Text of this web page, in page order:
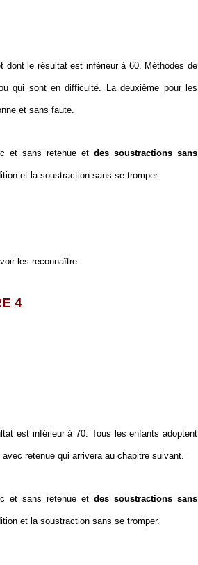
dont le résultat est inférieur à 60. Méthodes de
qui sont en difficulté. La deuxième pour les
et sans faute.
et sans retenue et des soustractions sans
et la soustraction sans se tromper.
les reconnaître.
4
est inférieur à 70. Tous les enfants adoptent
retenue qui arrivera au chapitre suivant.
et sans retenue et des soustractions sans
et la soustraction sans se tromper.